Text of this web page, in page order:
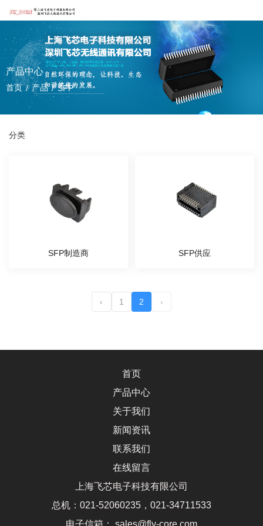
产品中心
首页/产品 /SFP
分类
SFP制造商 SFP供应
‹ 1 2 ›
首页
产品中心
关于我们
新闻资讯
联系我们
在线留言
上海飞芯电子科技有限公司
总机：021-52060235，021-34711533